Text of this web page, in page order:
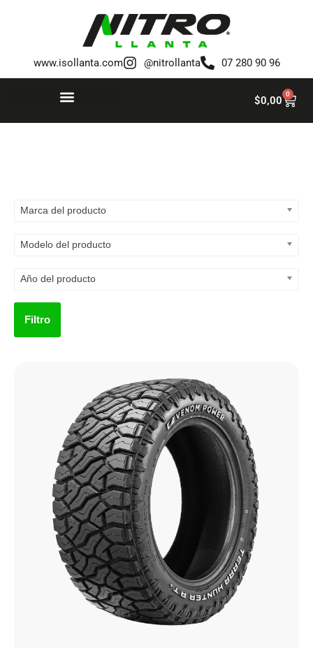
www.isollanta.com @nitrollanta 07 280 90 96
$0,00 0
Marca del producto
Modelo del producto
Año del producto
Filtro